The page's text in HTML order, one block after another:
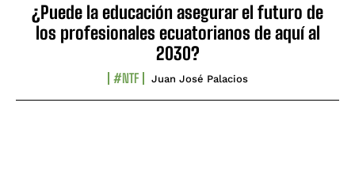
¿Puede la educación asegurar el futuro de
los profesionales ecuatorianos de aquí al
2030?
#NTF Juan José Palacios